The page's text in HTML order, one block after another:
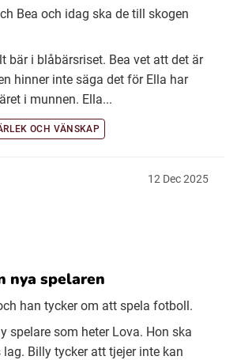
Bea och idag ska de till skogen
bär i blåbärsriset. Bea vet att det är
hinner inte säga det för Ella har
i munnen. Ella...
OCH VÄNSKAP
12 Dec 2025
nya spelaren
han tycker om att spela fotboll.
spelare som heter Lova. Hon ska
Billy tycker att tjejer inte kan